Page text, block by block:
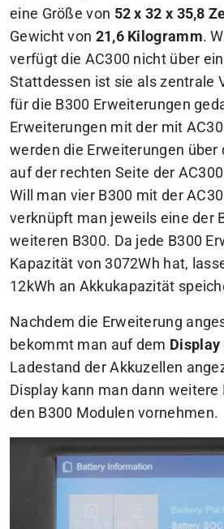
eine Größe von 52 x 32 x 35,8
Gewicht von 21,6 Kilogramm.
verfügt die AC300 nicht über
Stattdessen ist sie als zentrale
für die B300 Erweiterungen
Erweiterungen mit der mit
werden die Erweiterungen über
auf der rechten Seite der
Will man vier B300 mit der
verknüpft man jeweils eine der
weiteren B300. Da jede B300
Kapazität von 3072Wh hat,
12kWh an Akkukapazität
Nachdem die Erweiterung
bekommt man auf dem Display
Ladestand der Akkuzellen
Display kann man dann weitere
den B300 Modulen vornehmen.